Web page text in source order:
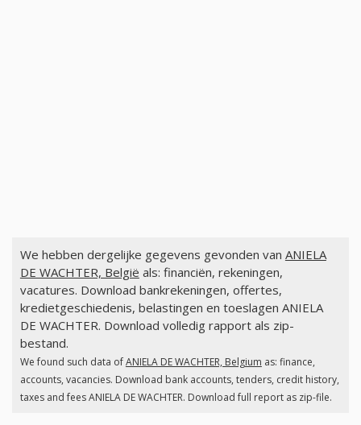
We hebben dergelijke gegevens gevonden van ANIELA
DE WACHTER, België als: financiën, rekeningen,
vacatures. Download bankrekeningen, offertes,
kredietgeschiedenis, belastingen en toeslagen ANIELA
DE WACHTER. Download volledig rapport als zip-
bestand.
We found such data ofANIELA DE WACHTER, Belgium as: finance,
accounts, vacancies. Download bank accounts, tenders, credit history,
taxes and fees ANIELA DE WACHTER. Download full report as zip-file.